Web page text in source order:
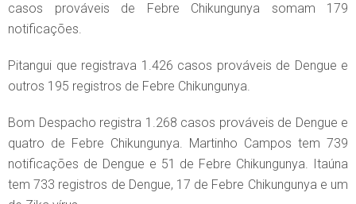
casos prováveis de Febre Chikungunya somam 179
notificações.
Pitangui que registrava 1.426 casos prováveis de Dengue e
outros 195 registros de Febre Chikungunya.
Bom Despacho registra 1.268 casos prováveis de Dengue e
quatro de Febre Chikungunya. Martinho Campos tem 739
notificações de Dengue e 51 de Febre Chikungunya. Itaúna
tem 733 registros de Dengue, 17 de Febre Chikungunya e um